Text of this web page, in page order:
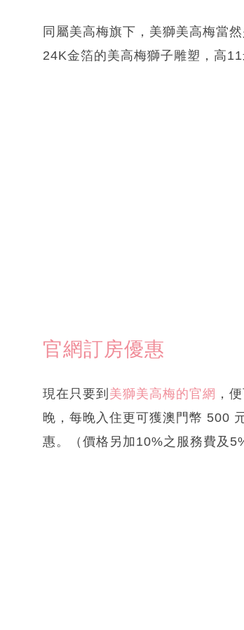
同屬美高梅旗下，美獅美高梅當
24K金箔的美高梅獅子雕塑，高
官網訂房優惠
現在只要到 美獅美高梅的官網 ，
晚，每晚入住更可獲澳門幣 500
惠。（價格另加10%之服務費及